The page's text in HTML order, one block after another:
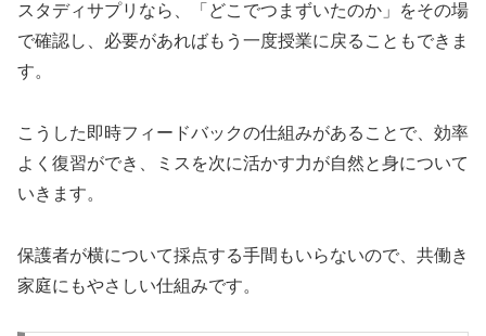
スタディサプリなら、「どこでつまずいたのか」をその場
で確認し、必要があればもう一度授業に戻ることもできま
す。
こうした即時フィードバックの仕組みがあることで、効率
よく復習ができ、ミスを次に活かす力が自然と身について
いきます。
保護者が横について採点する手間もいらないので、共働き
家庭にもやさしい仕組みです。